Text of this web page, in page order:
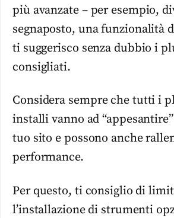
più avanzate – per esempio,
segnaposto, una funzionalità
ti suggerisco senza dubbio i
consigliati.
Considera sempre che tutti i
installi vanno ad
tuo sito e possono anche
performance.
Per questo, ti consiglio di
l’installazione di strumenti